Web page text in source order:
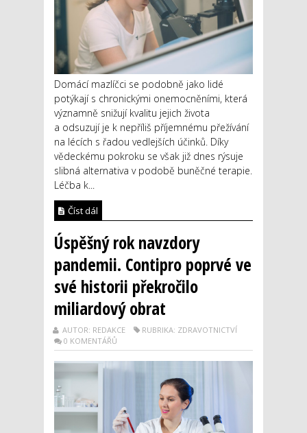
Domácí mazlíčci se podobně jako lidé
potýkají s chronickými onemocněními, která
významně snižují kvalitu jejich života
a odsuzují je k nepříliš příjemnému přežívání
na lécích s řadou vedlejších účinků. Díky
vědeckému pokroku se však již dnes rýsuje
slibná alternativa v podobě buněčné terapie.
Léčba k...
Číst dál
Úspěšný rok navzdory
pandemii. Contipro poprvé ve
své historii překročilo
miliardový obrat
AUTOR: REDAKCE
RUBRIKA: ZDRAVOTNICTVÍ
0 KOMENTÁŘŮ